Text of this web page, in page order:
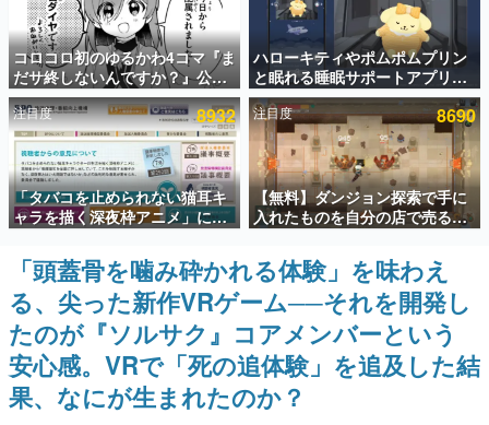
ゲームの企画書
名作ゲームクリエイターの方々に製作時のエピソードをお
聞きし、ヒットする企画（ゲーム）とは何か？を探ってい
きます。
赫本
この物語を解いてはいけない。『赫本』は、〈試験問題〉
の形をした短編ホラー小説集です。
新世代に訊く
これからのデジタルゲーム市場を担う若きクリエイター達
の姿を追い、彼らのルーツと情熱を探っていきます。
ゲーム世代の作家たち
ゲームに多大な影響を受けた作家さんに取材し、ゲームが
日本のコンテンツ産業やカルチャーに与えた影響を探る企
画です。
日本モバイルゲーム産業史
日本のモバイルゲーム史における主要なトピック・タイト
ルを網羅するほか、開発者へのインタビューや識者による
解説を掲載。約20年の歴史が一望できる決定版！
コロコロ初のゆるかわ4コマ『ま
だサ終しないんですか？』公開
スタート。主人公は新入社員の
侘石ダイヤ、ゲーム会社を舞台
にトラブルへ対応する社員たち
を描く
ハローキティやポムポムプリン
と眠れる睡眠サポートアプリ
『ゆめたび』が配信中。キャラ
ごとのASMRや目覚ましアラー
ムも搭載
注目度 8932
「タバコを止められない猫耳キ
ャラを描く深夜枠アニメ」に視
聴者の一部から批判意見。違法
薬物の使用と思わしき描写も含
めて、BPOが議論を交わす
注目度 8690
【無料】ダンジョン探索で手に
入れたものを自分の店で売るゲ
ーム『Moonlighter』がSteam
にて無料配布中！続編
『Moonlighter 2』の9月2日正
式リリースを記念したキャンペ
ーン
「頭蓋骨を噛み砕かれる体験」を味わえ
る、尖った新作VRゲーム──それを開発し
たのが『ソルサク』コアメンバーという
安心感。VRで「死の追体験」を追及した結
果、なにが生まれたのか？